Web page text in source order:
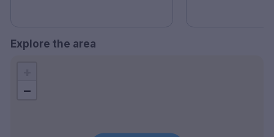
Explore the area
−